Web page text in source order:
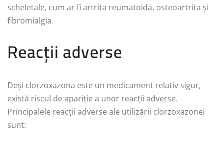
scheletale, cum ar fi artrita reumatoidă, osteoartrita și
fibromialgia.
Reacții adverse
Deși clorzoxazona este un medicament relativ sigur,
există riscul de apariție a unor reacții adverse.
Principalele reacții adverse ale utilizării clorzoxazonei
sunt: